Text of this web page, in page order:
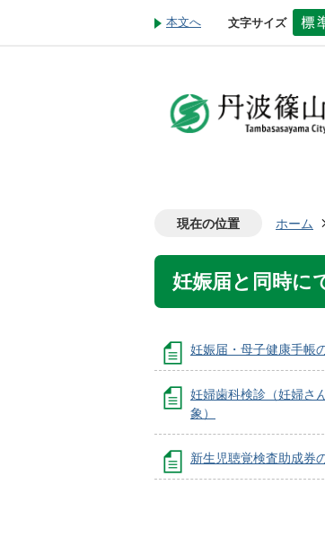
本文へ 文字サイズ
現在の位置 ホーム
妊娠届と同時に
妊娠届・母子健康手帳
妊婦歯科検診（妊婦さ
象）
新生児聴覚検査助成券